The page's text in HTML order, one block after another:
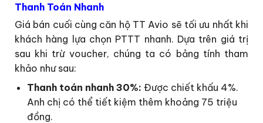
Thanh Toán Nhanh
Giá bán cuối cùng căn hộ TT Avio sẽ tối ưu nhất khi
khách hàng lựa chọn PTTT nhanh. Dựa trên giá trị
sau khi trừ voucher, chúng ta có bảng tính tham
khảo như sau:
Thanh toán nhanh 30%: Được chiết khấu 4%.
Anh chị có thể tiết kiệm thêm khoảng 75 triệu
đồng.